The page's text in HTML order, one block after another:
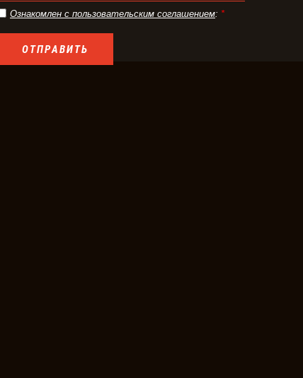
Ознакомлен с пользовательским соглашением: *
ОТПРАВИТЬ